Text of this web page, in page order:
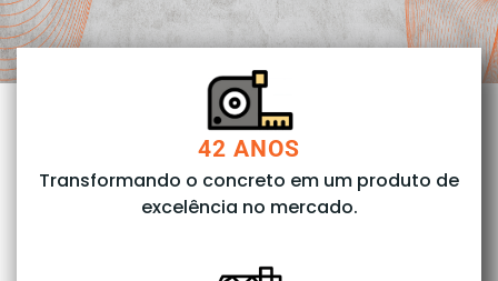
42 ANOS
Transformando o concreto em um produto de
excelência no mercado.